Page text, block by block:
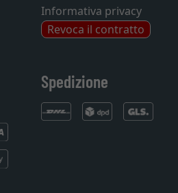
Informativa privacy
Revoca il contratto
Spedizione